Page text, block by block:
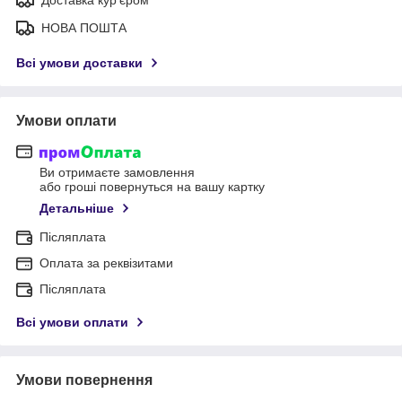
НОВА ПОШТА
Всі умови доставки
Умови оплати
Ви отримаєте замовлення
або гроші повернуться на вашу картку
Детальніше
Післяплата
Оплата за реквізитами
Післяплата
Всі умови оплати
Умови повернення